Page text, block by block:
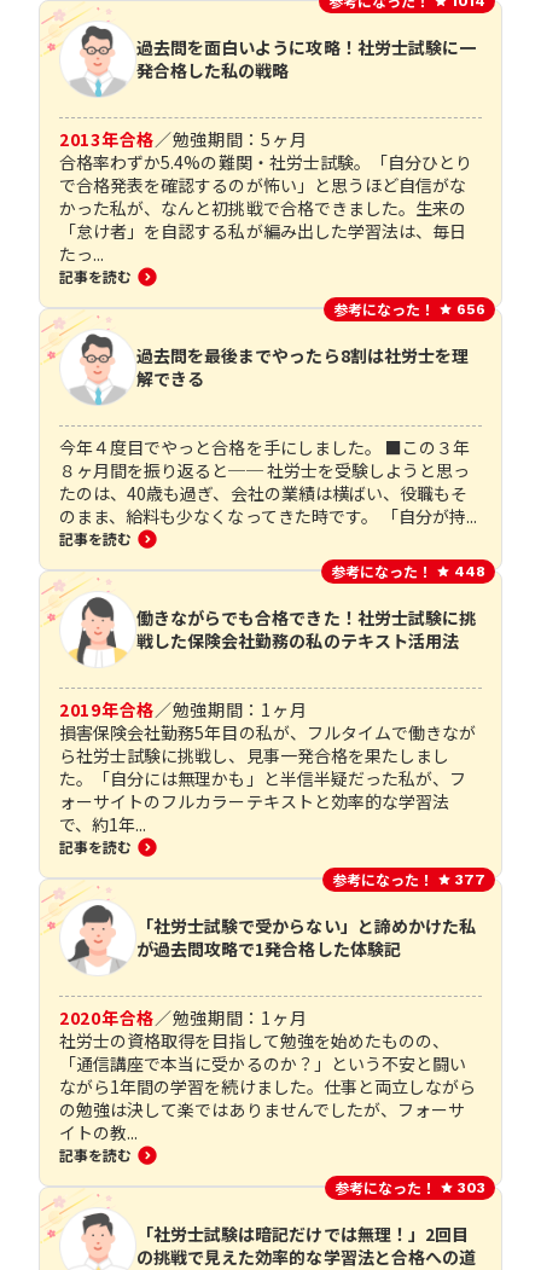
過去問を面白いように攻略！社労士試験に一
発合格した私の戦略
2013年合格／勉強期間：5 ヶ月
合格率わずか5.4%の難関・社労士試験。「自分ひとり
で合格発表を確認するのが怖い」と思うほど自信がな
かった私が、なんと初挑戦で合格できました。生来の
「怠け者」を自認する私が編み出した学習法は、毎日
たっ...
記事を読む
参考になった！ 656
過去問を最後までやったら8割は社労士を理
解できる
今年４度目でやっと合格を手にしました。 ■この３年
８ヶ月間を振り返ると── 社労士を受験しようと思っ
たのは、40歳も過ぎ、会社の業績は横ばい、役職もそ
のまま、給料も少なくなってきた時です。 「自分が持...
記事を読む
参考になった！ 448
働きながらでも合格できた！社労士試験に挑
戦した保険会社勤務の私のテキスト活用法
2019年合格／勉強期間： 1 ヶ月
損害保険会社勤務5年目の私が、フルタイムで働きなが
ら社労士試験に挑戦し、見事一発合格を果たしまし
た。「自分には無理かも」と半信半疑だった私が、フ
ォーサイトのフルカラーテキストと効率的な学習法
で、約1年...
記事を読む
参考になった！ 377
「社労士試験で受からない」と諦めかけた私
が過去問攻略で1発合格した体験記
2020年合格／勉強期間： 1 ヶ月
社労士の資格取得を目指して勉強を始めたものの、
「通信講座で本当に受かるのか？」という不安と闘い
ながら1年間の学習を続けました。仕事と両立しながら
の勉強は決して楽ではありませんでしたが、フォーサ
イトの教...
記事を読む
参考になった！ 303
「社労士試験は暗記だけでは無理！」2回目
の挑戦で見えた効率的な学習法と合格への道